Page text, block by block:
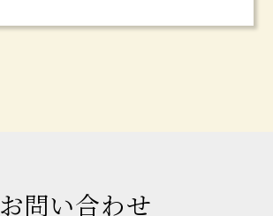
お問い合わせ